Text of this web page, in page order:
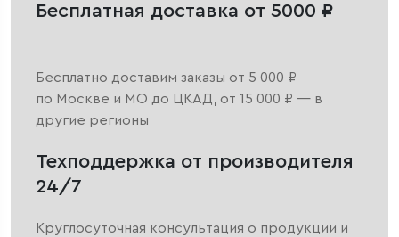
Бесплатная доставка от 5000 ₽
Бесплатно доставим заказы от 5 000 ₽
по Москве и МО до ЦКАД, от 15 000 ₽ — в
другие регионы
Техподдержка от производителя
24/7
Круглосуточная консультация о продукции и